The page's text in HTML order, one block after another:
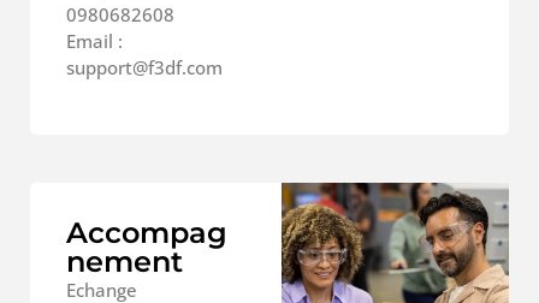
0980682608
Email :
support@f3df.com
Accompag
nement
Echange